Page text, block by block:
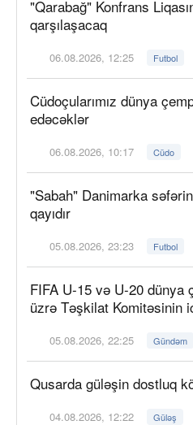
"Qarabağ" Konfrans
qarşılaşacaq
06.08.2026, 12:25 Futbol
Cüdoçularımız dünya
edəcəklər
06.08.2026, 10:17 Cüdo
"Sabah" Danimarka
qayıdır
05.08.2026, 23:23 Futbol
FIFA U-15 və U-20 dünya
üzrə Təşkilat Komitəsinin
05.08.2026, 22:25 Gündəm
Qusarda güləşin dostluq
04.08.2026, 12:22 Güləş